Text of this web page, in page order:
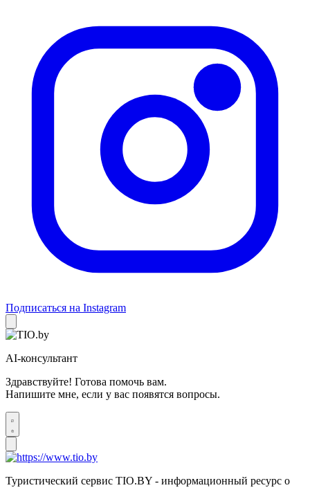
Подписаться на Instagram
AI-консультант
Здравствуйте! Готова помочь вам.
Напишите мне, если у вас появятся вопросы.
Туристический сервис TIO.BY - информационный ресурс о